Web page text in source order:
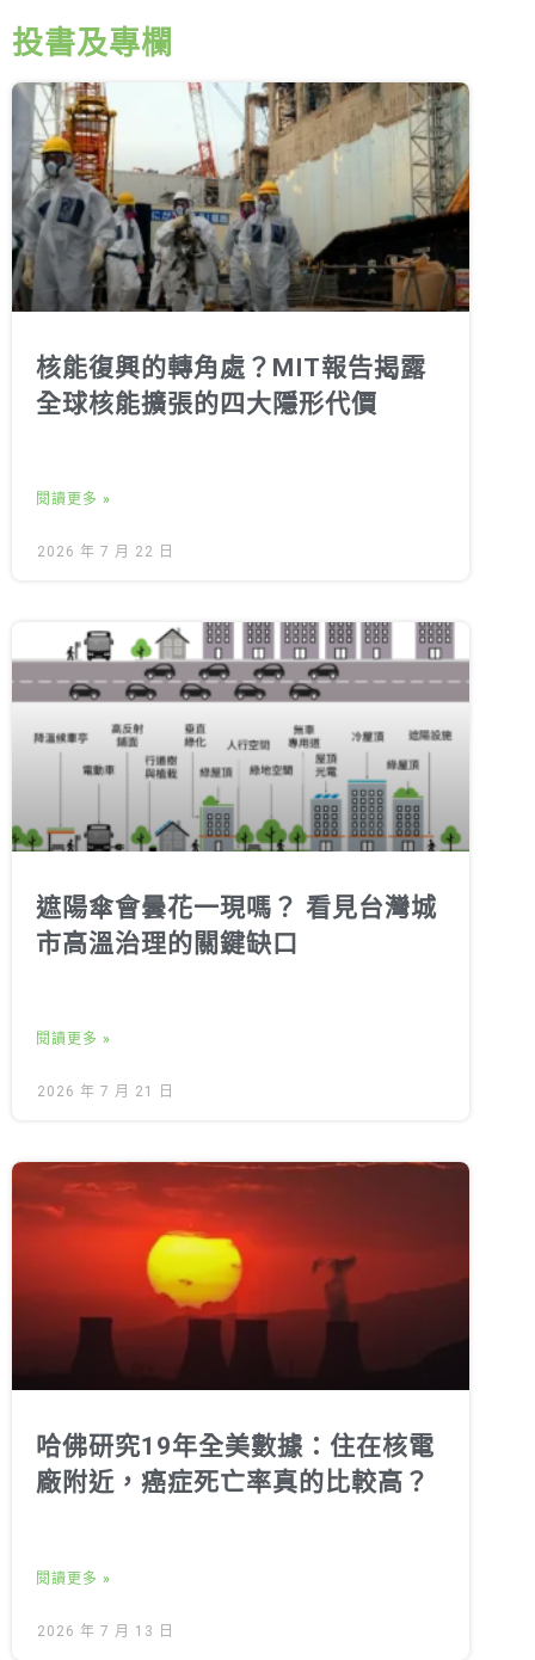
投書及專欄
核能復興的轉角處？MIT報告揭露
全球核能擴張的四大隱形代價
閱讀更多 »
2026 年 7 月 22 日
遮陽傘會曇花一現嗎？ 看見台灣城
市高溫治理的關鍵缺口
閱讀更多 »
2026 年 7 月 21 日
哈佛研究19年全美數據：住在核電
廠附近，癌症死亡率真的比較高？
閱讀更多 »
2026 年 7 月 13 日